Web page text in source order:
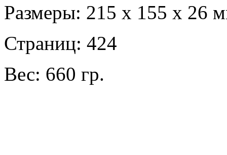
Размеры: 215 х 155 х 26
Страниц: 424
Вес: 660 гр.